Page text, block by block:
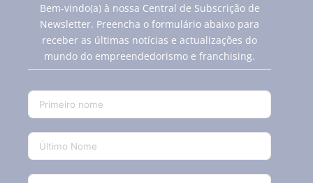
Bem-vindo(a) à nossa Central de Subscrição de
Newsletter. Preencha o formulário abaixo para
receber as últimas notícias e actualizações do
mundo do empreendedorismo e franchising.